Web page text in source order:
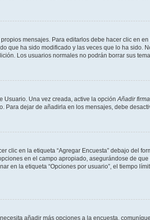
mensajes. Para editarlos debe hacer clic en en
que ha sido modificado y las veces que lo ha sido.
Los usuarios normales no podrán borrar sus
Usuario. Una vez creada, active la opción Añadir firma
Para dejar de añadirla en los mensajes, debe
clic en la etiqueta “Agregar Encuesta” debajo del
en el campo apropiado, asegurándose de
en la etiqueta “Opciones por usuario”, el tiempo
añadir más opciones a la encuesta,